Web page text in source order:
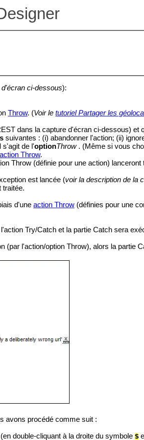
ci-dessous):
Throw. (Voir letutoriel Partager les
dans la capture d'écran ci-dessous) et
suivantes : (i) abandonner l'action; (ii)
s'agit de l'optionThrow. (Même si vous
action Throw.
Throw (définie pour une action)
est lancée (voir la description de la
traitée.
d'une action Throw(définies pour une
Try/Catch et la partie Catch sera
(par l'action/option Throw), alors la partie
avons procédé comme suit :
double-cliquant à la droite du symbole $